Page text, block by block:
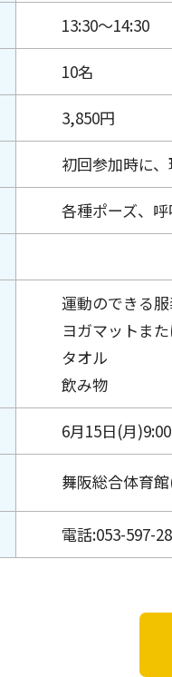
13:30～14:30
10名
3,850円
初回参加時に
各種ポーズ、
運動のできる
ヨガマットま
タオル
飲み物
6月15日(月
舞阪総合体育
電話:053-597-